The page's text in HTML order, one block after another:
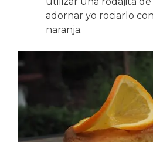
adornar yo rociarlo
naranja.